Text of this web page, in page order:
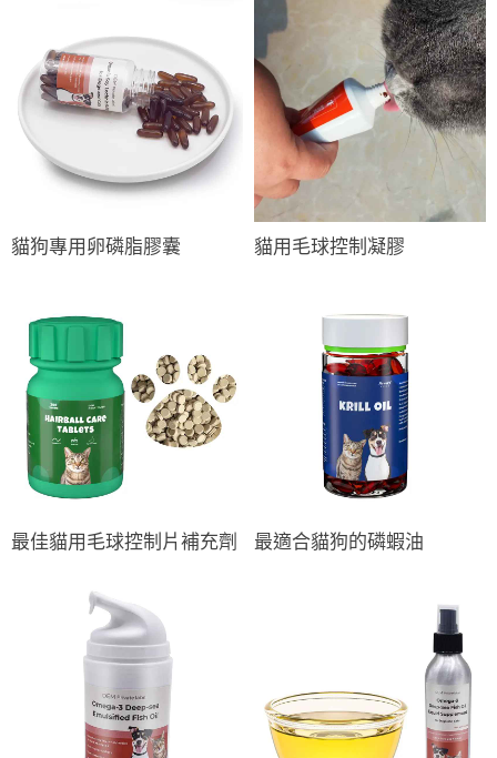
貓狗專用卵磷脂膠囊 貓用毛球控制凝膠
最佳貓用毛球控制片補充劑 最適合貓狗的磷蝦油